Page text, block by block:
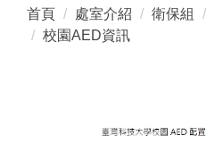
首頁 處室介紹 衛保組
校園AED資訊